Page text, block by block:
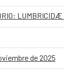
de 2025